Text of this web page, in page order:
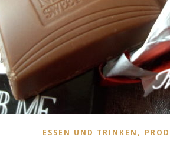
ESSEN UND TRINKEN ,